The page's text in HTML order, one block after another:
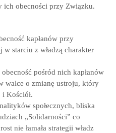
obecności przy Związku.
kapłanów przy
w starciu z władzą charakter
pośród nich kapłanów
walce o zmianę ustroju, który
i Kościół.
społecznych, bliska
„Solidarności” co
nie łamała strategii władz